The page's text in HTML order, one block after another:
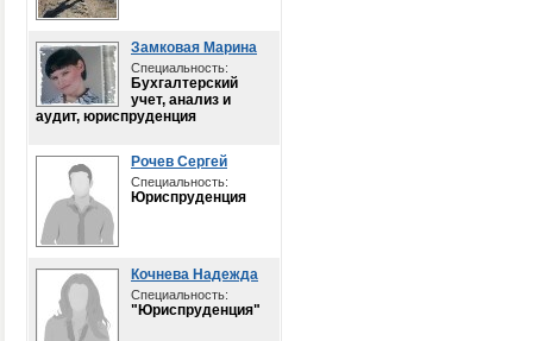
Замковая Марина
Специальность:
Бухгалтерский
учет, анализ и
аудит, юриспруденция
Рочев Сергей
Специальность:
Юриспруденция
Кочнева Надежда
Специальность:
"Юриспруденция"